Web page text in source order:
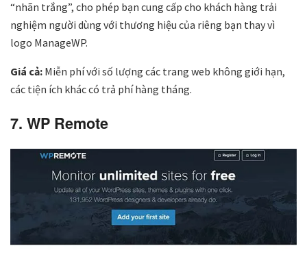
“nhãn trắng”, cho phép bạn cung cấp cho khách hàng trải
nghiệm người dùng với thương hiệu của riêng bạn thay vì
logo ManageWP.
Giá cả: Miễn phí với số lượng các trang web không giới hạn,
các tiện ích khác có trả phí hàng tháng.
7. WP Remote